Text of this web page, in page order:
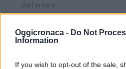
Oggicronaca - Do Not
Information
If you wish to opt-out of the sale,
dell’erba e
sistemazione aree
Monferrato